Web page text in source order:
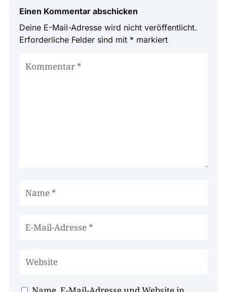
Einen Kommentar abschicken
Deine E-Mail-Adresse wird nicht veröffentlicht.
Erforderliche Felder sind mit * markiert